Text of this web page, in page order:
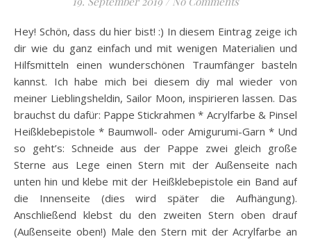
Hey! Schön, dass du hier bist! :) In diesem Eintrag zeige ich
dir wie du ganz einfach und mit wenigen Materialien und
Hilfsmitteln einen wunderschönen Traumfänger basteln
kannst. Ich habe mich bei diesem diy mal wieder von
meiner Lieblingsheldin, Sailor Moon, inspirieren lassen. Das
brauchst du dafür: Pappe Stickrahmen * Acrylfarbe & Pinsel
Heißklebepistole * Baumwoll- oder Amigurumi-Garn * Und
so geht’s: Schneide aus der Pappe zwei gleich große
Sterne aus Lege einen Stern mit der Außenseite nach
unten hin und klebe mit der Heißklebepistole ein Band auf
die Innenseite (dies wird später die Aufhängung).
Anschließend klebst du den zweiten Stern oben drauf
(Außenseite oben!) Male den Stern mit der Acrylfarbe an